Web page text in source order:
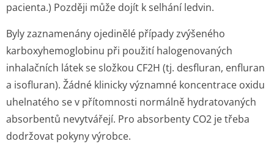
pacienta.) Později může dojít k selhání ledvin.
Byly zaznamenány ojedinělé případy zvýšeného
karboxyhemoglobinu při použití halogenovaných
inhalačních látek se složkou CF2H (tj. desfluran, enfluran
a isofluran). Žádné klinicky významné koncentrace oxidu
uhelnatého se v přítomnosti normálně hydratovaných
absorbentů nevytvářejí. Pro absorbenty CO2 je třeba
dodržovat pokyny výrobce.